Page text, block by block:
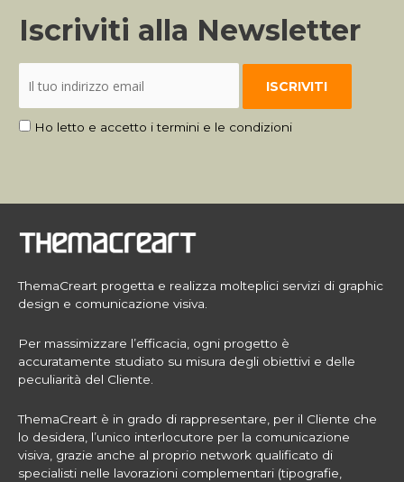
Iscriviti alla Newsletter
Ho letto e accetto i termini e le condizioni
ThemaCreart progetta e realizza molteplici servizi di graphic
design e comunicazione visiva.
Per massimizzare l’efficacia, ogni progetto è
accuratamente studiato su misura degli obiettivi e delle
peculiarità del Cliente.
ThemaCreart è in grado di rappresentare, per il Cliente che
lo desidera, l’unico interlocutore per la comunicazione
visiva, grazie anche al proprio network qualificato di
specialisti nelle lavorazioni complementari (tipografie,